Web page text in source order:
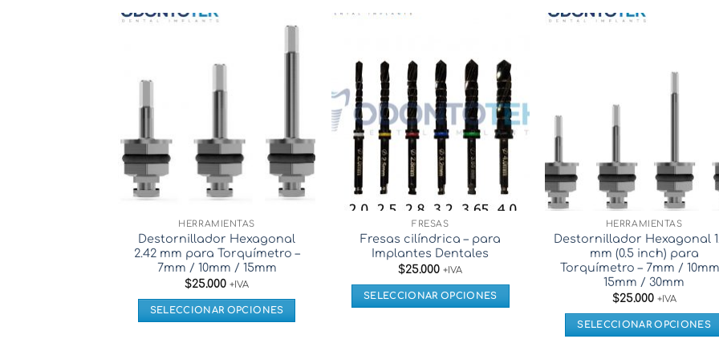
HERRAMIENTAS
Destornillador Hexagonal
2.42 mm para Torquímetro –
7mm / 10mm / 15mm
$25.000 +IVA
SELECCIONAR OPCIONES
FRESAS
Fresas cilíndrica – para
Implantes Dentales
$25.000 +IVA
SELECCIONAR OPCIONES
HERRAMIENTAS
Destornillador Hexagonal
mm (0.5 inch) para
Torquímetro – 7mm /
15mm / 30mm
$25.000 +IVA
SELECCIONAR OPCIONES